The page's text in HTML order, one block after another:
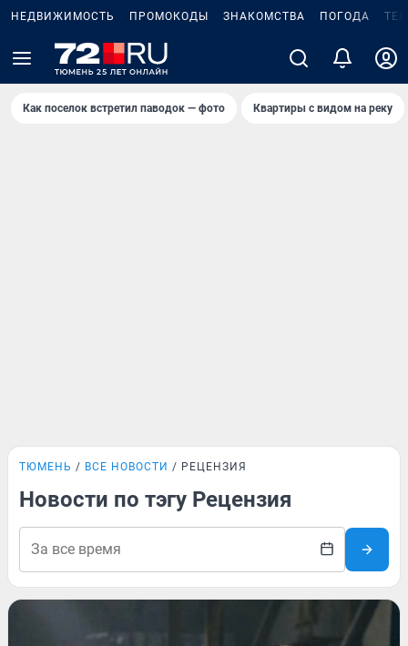
НЕДВИЖИМОСТЬ ПРОМОКОДЫ ЗНАКОМСТВА ПОГОДА
Как поселок встретил паводок — фото Квартиры с видом на реку
ТЮМЕНЬ ВСЕ НОВОСТИ РЕЦЕНЗИЯ
Новости по тэгу Рецензия